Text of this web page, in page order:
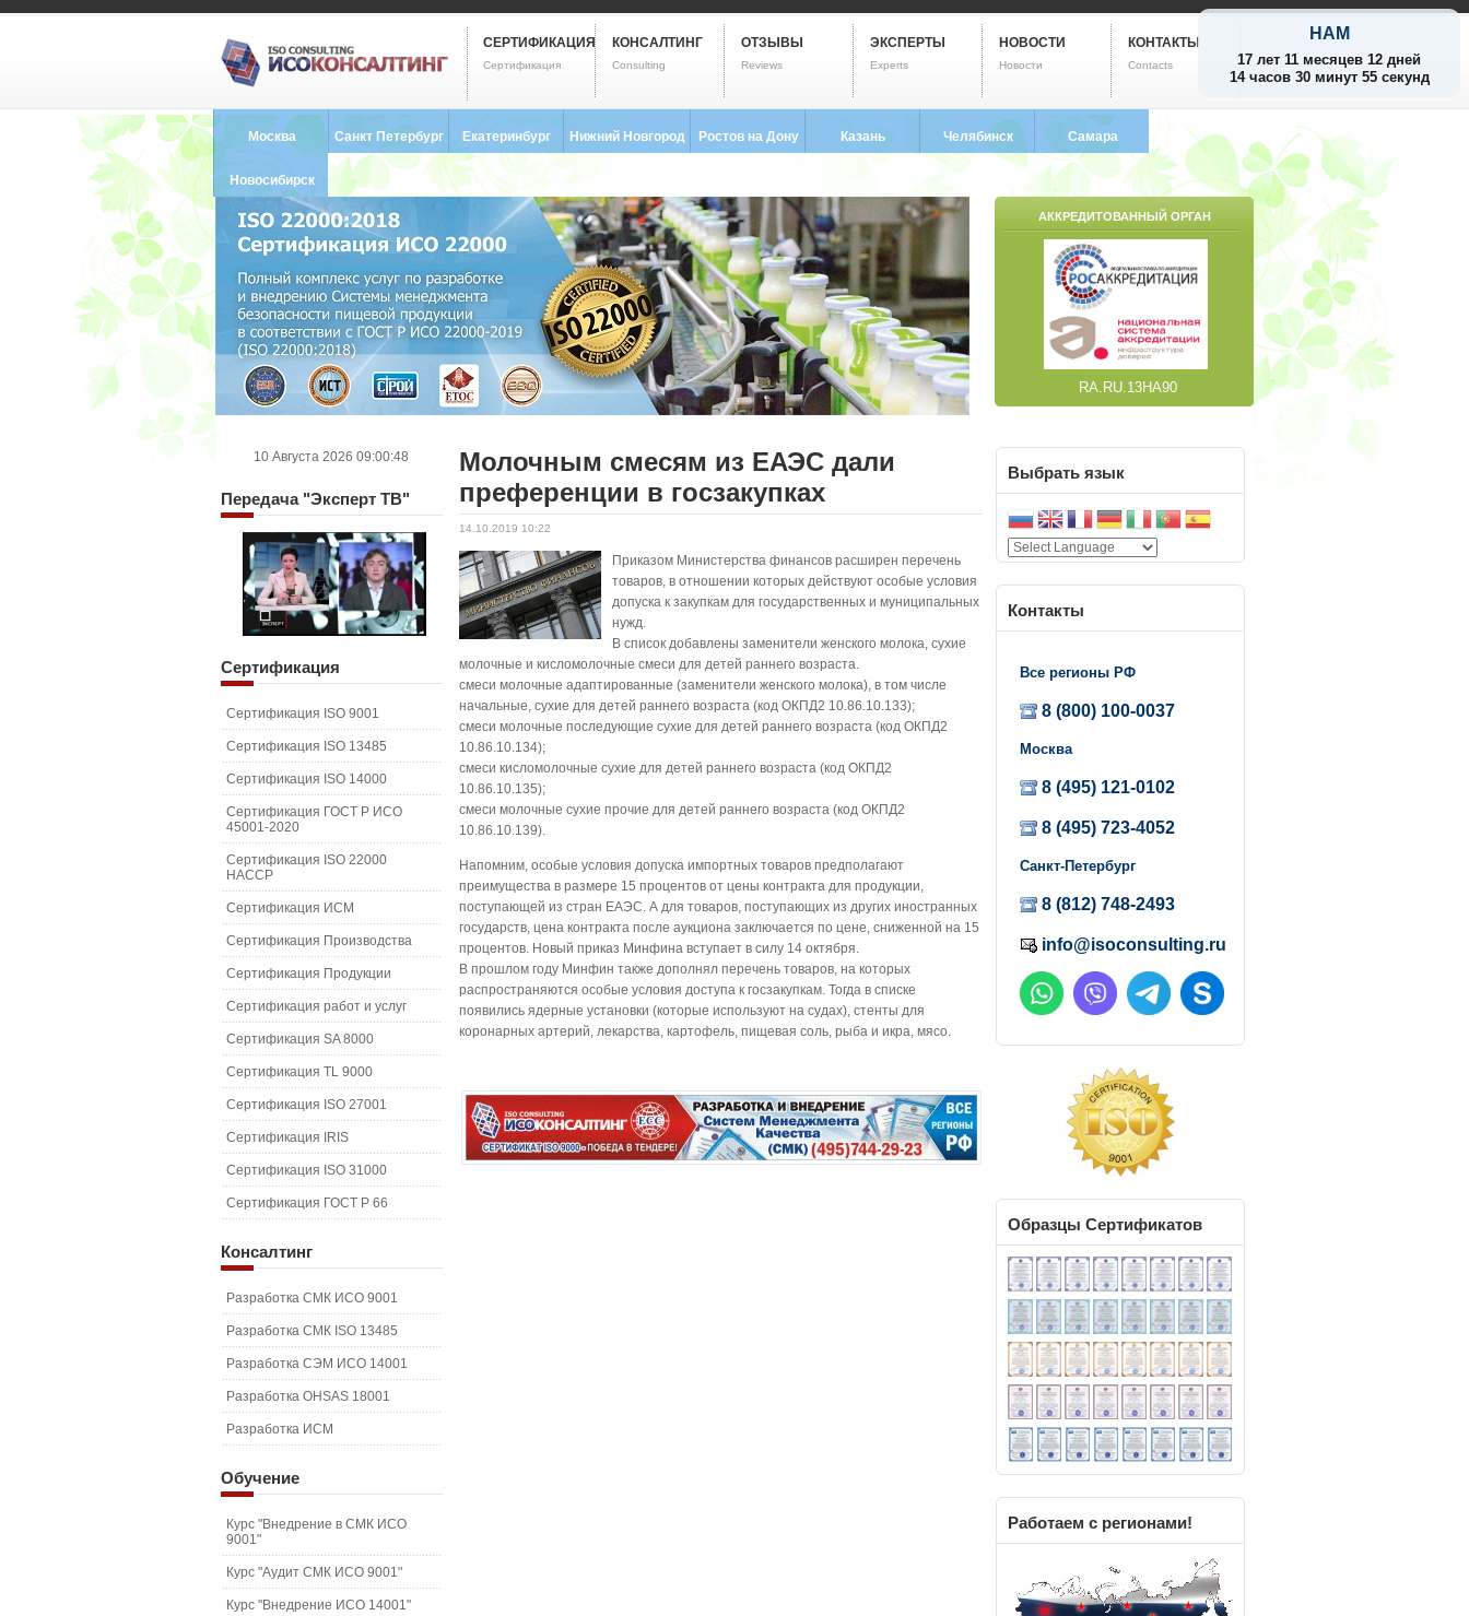
НАМ
17 лет 11 месяцев 12 дней
14 часов 30 минут 56 секунд
СЕРТИФИКАЦИЯ
Сертификация
КОНСАЛТИНГ
Consulting
ОТЗЫВЫ
Reviews
ЭКСПЕРТЫ
Experts
НОВОСТИ
Новости
КОНТАКТЫ
Contacts
Москва Санкт Петербург
8 (812) 748-2493
Екатеринбург
8 (343) 237-2593
Нижний Новгород Ростов на Дону Казань Челябинск
8 (351) 799-5752
Самара
8 (846) 212-9733
Новосибирск
8 (383) 227-8449 АККРЕДИТОВАННЫЙ ОРГАН
RA.RU.13НА90
Молочным смесям из ЕАЭС дали
преференции в госзакупках
14.10.2019 10:22
Приказом Министерства финансов расширен перечень
товаров, в отношении которых действуют особые условия
допуска к закупкам для государственных и муниципальных
нужд.
В список добавлены заменители женского молока, сухие
молочные и кисломолочные смеси для детей раннего возраста.
смеси молочные адаптированные (заменители женского молока), в том числе
начальные, сухие для детей раннего возраста (код ОКПД2 10.86.10.133);
смеси молочные последующие сухие для детей раннего возраста (код ОКПД2
10.86.10.134);
смеси кисломолочные сухие для детей раннего возраста (код ОКПД2
10.86.10.135);
смеси молочные сухие прочие для детей раннего возраста (код ОКПД2
10.86.10.139).
Напомним, особые условия допуска импортных товаров предполагают
преимущества в размере 15 процентов от цены контракта для продукции,
поступающей из стран ЕАЭС. А для товаров, поступающих из других иностранных
государств, цена контракта после аукциона заключается по цене, сниженной на 15
процентов. Новый приказ Минфина вступает в силу 14 октября.
В прошлом году Минфин также дополнял перечень товаров, на которых
распространяются особые условия доступа к госзакупкам. Тогда в списке
появились ядерные установки (которые используют на судах), стенты для
коронарных артерий, лекарства, картофель, пищевая соль, рыба и икра, мясо.
10 Августа 2026 09:00:48
Передача"Эксперт ТВ"
Сертификация
Сертификация ISO 9001
Сертификация ISO 13485
Сертификация ISO 14000
Сертификация ГОСТ Р ИСО
45001-2020
Сертификация ISO 22000
HACCP
Сертификация ИСМ
Сертификация Производства
Сертификация Продукции
Сертификация работ и услуг
Сертификация SA 8000
Сертификация TL 9000
Сертификация ISO 27001
Сертификация IRIS
Сертификация ISO 31000
Сертификация ГОСТ Р 66
Консалтинг
Разработка СМК ИСО 9001
Разработка СМК ISO 13485
Разработка СЭМ ИСО 14001
Разработка OHSAS 18001
Разработка ИСМ
Обучение
Курс "Внедрение в СМК ИСО
9001"
Курс "Аудит СМК ИСО 9001"
Курс "Внедрение ИСО 14001"
Выбрать язык
Контакты
Все регионы РФ
8 (800) 100-0037
Москва
8 (495) 121-0102
8 (495) 723-4052
Санкт-Петербург
8 (812) 748-2493
info@isoconsulting.ru
Образцы Сертификатов
Работаем с регионами!